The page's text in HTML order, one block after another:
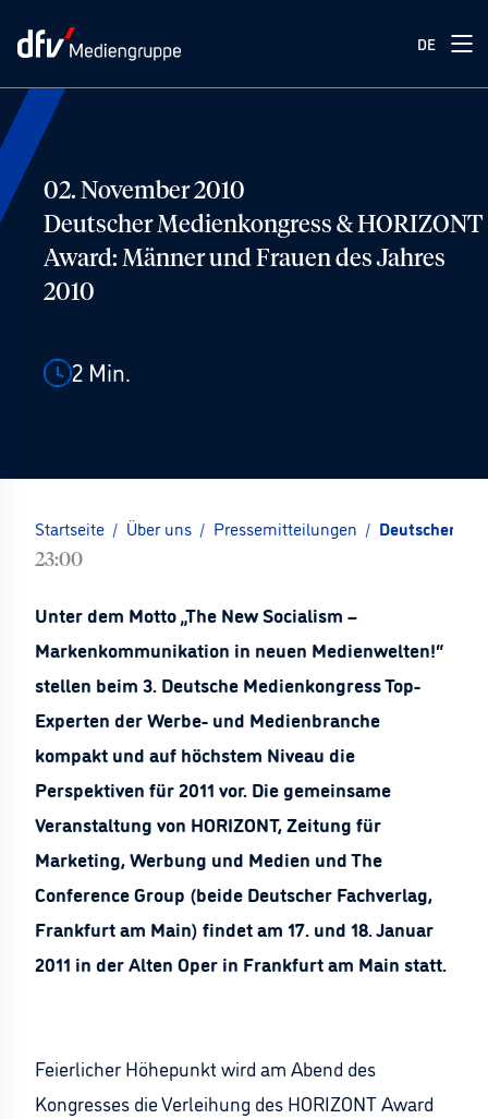
DE
02. November 2010
Deutscher Medienkongress & HORIZONT
Award: Männer und Frauen des Jahres
2010
2 Min.
Startseite / Über uns / Pressemitteilungen / Deutscher
23:00
Unter dem Motto „The New Socialism –
Markenkommunikation in neuen Medienwelten!“
stellen beim 3. Deutsche Medienkongress Top-
Experten der Werbe- und Medienbranche
kompakt und auf höchstem Niveau die
Perspektiven für 2011 vor. Die gemeinsame
Veranstaltung von HORIZONT, Zeitung für
Marketing, Werbung und Medien und The
Conference Group (beide Deutscher Fachverlag,
Frankfurt am Main) findet am 17. und 18. Januar
2011 in der Alten Oper in Frankfurt am Main statt.
Feierlicher Höhepunkt wird am Abend des
Kongresses die Verleihung des HORIZONT Award